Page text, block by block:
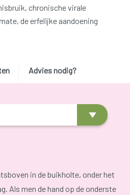
chronische virale
de erfelijke aandoening
Advies nodig?
in de buikholte, onder het
Als men de hand op de onderste